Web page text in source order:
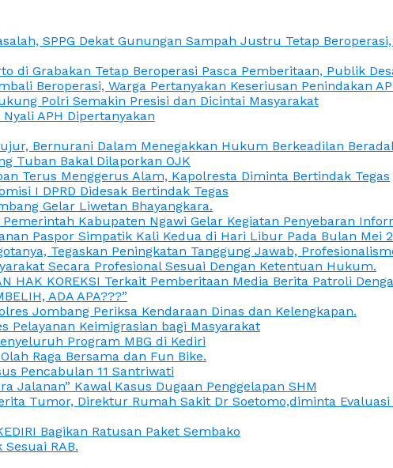
SPPG Dekat Gunungan Sampah Justru Tetap
di Grabakan Tetap Beroperasi Pasca Pemberitaan, Publik
Beroperasi, Warga Pertanyakan Keseriusan Penindakan
Polri Semakin Presisi dan Dicintai Masyarakat
APH Dipertanyakan
Bernurani Dalam Menegakkan Hukum Berkeadilan
Tuban Bakal Dilaporkan OJK
Terus Menggerus Alam, Kapolresta Diminta Bertindak Tegas
I DPRD Didesak Bertindak Tegas
Gelar Liwetan Bhayangkara.
Kabupaten Ngawi Gelar Kegiatan Penyebaran
Paspor Simpatik Kali Kedua di Hari Libur Pada Bulan Mei
Tegaskan Peningkatan Tanggung Jawab,
Secara Profesional Sesuai Dengan Ketentuan Hukum.
HAK KOREKSI Terkait Pemberitaan Media Berita Patroli
ADA APA???”
Jombang Periksa Kendaraan Dinas dan Kelengkapan.
Pelayanan Keimigrasian bagi Masyarakat
Program MBG di Kediri
Raga Bersama dan Fun Bike.
Pencabulan 11 Santriwati
Jalanan” Kawal Kasus Dugaan Penggelapan SHM
Tumor, Direktur Rumah Sakit Dr Soetomo,diminta Evaluasi
Bagikan Ratusan Paket Sembako
RAB.